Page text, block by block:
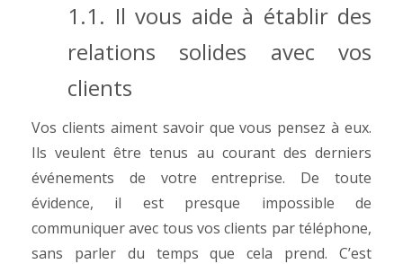
1.1. Il vous aide à établir des
relations solides avec vos
clients
Vos clients aiment savoir que vous pensez à eux.
Ils veulent être tenus au courant des derniers
événements de votre entreprise. De toute
évidence, il est presque impossible de
communiquer avec tous vos clients par téléphone,
sans parler du temps que cela prend. C’est